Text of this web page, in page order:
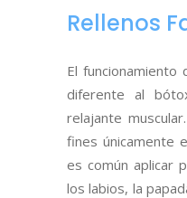
Rellenos
El funcionamiento
diferente al
relajante
fines únicamente
es común aplicar
los labios, la